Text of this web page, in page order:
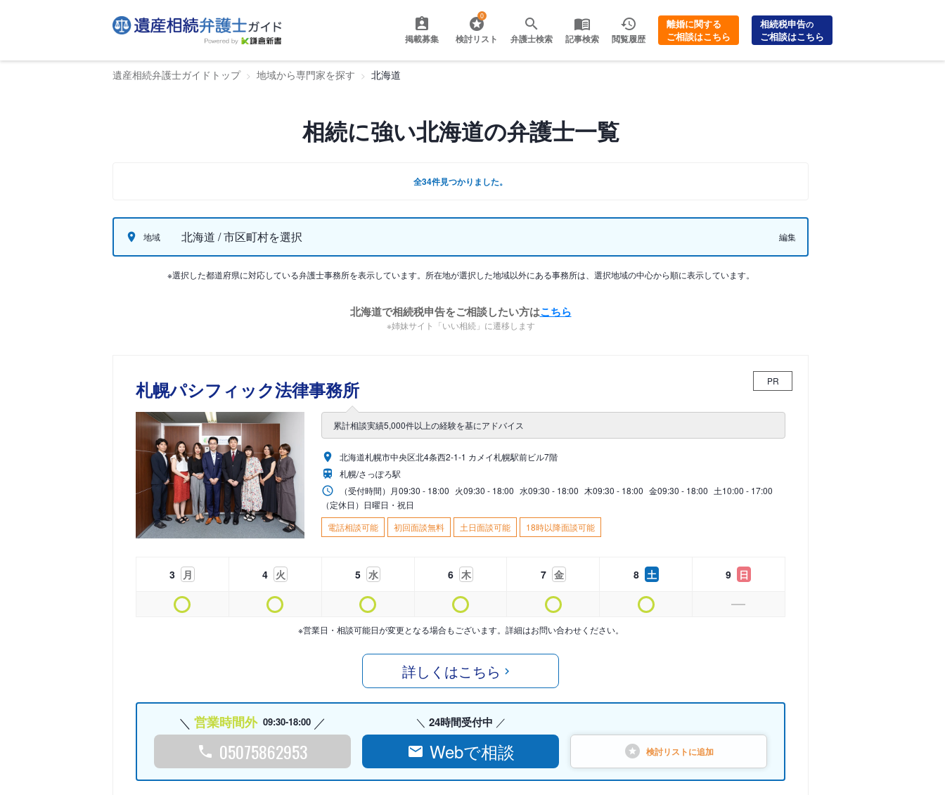
掲載募集
0
検討リスト 弁護士検索 記事検索 閲覧履歴
離婚に関する
ご相談はこちら
相続税申告の
ご相談はこちら
遺産相続弁護士ガイドトップ 地域から専門家を探す 北海道
相続に強い北海道の弁護士一覧
全34件見つかりました。
地域 北海道 / 市区町村を選択 編集
※選択した都道府県に対応している弁護士事務所を表示しています。所在地が選択した地域以外にある事務所は、選択地域の中心から順に表示しています。
北海道で相続税申告をご相談したい方はこちら
※姉妹サイト「いい相続」に遷移します
札幌パシフィック法律事務所 PR
累計相談実績5,000件以上の経験を基にアドバイス
北海道札幌市中央区北4条西2-1-1 カメイ札幌駅前ビル7階
札幌/さっぽろ駅
（受付時間） 月09:30 - 18:00 火09:30 - 18:00 水09:30 - 18:00 木09:30 - 18:00 金09:30 - 18:00 土10:00 - 17:00
（定休日）日曜日・祝日
電話相談可能
初回面談無料 土日面談可能 18時以降面談可能
3 月 4 火 5 水 6 木 7 金 8 土 9 日
※営業日・相談可能日が変更となる場合もございます。詳細はお問い合わせください。
詳しくはこちら
営業時間外 09:30-18:00
05075862953
24時間受付中
Webで相談 検討リストに追加